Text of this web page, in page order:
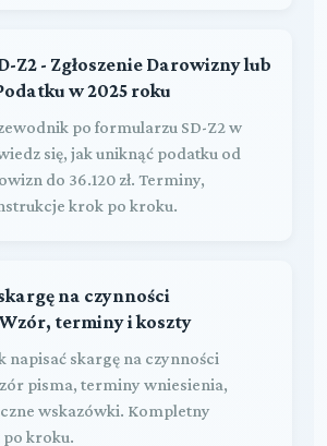
Z2 - Zgłoszenie Darowizny lub
w 2025 roku
po formularzu SD-Z2 w
się, jak uniknąć podatku od
do 36.120 zł. Terminy,
krok po kroku.
na czynności
terminy i koszty
napisać skargę na czynności
pisma, terminy wniesienia,
wskazówki. Kompletny
kroku.